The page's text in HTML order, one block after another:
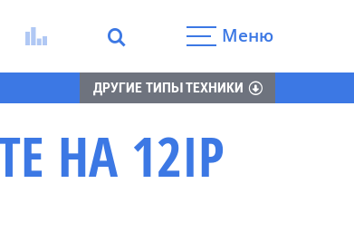
Меню
ДРУГИЕ ТИПЫ ТЕХНИКИ
HA 12IP